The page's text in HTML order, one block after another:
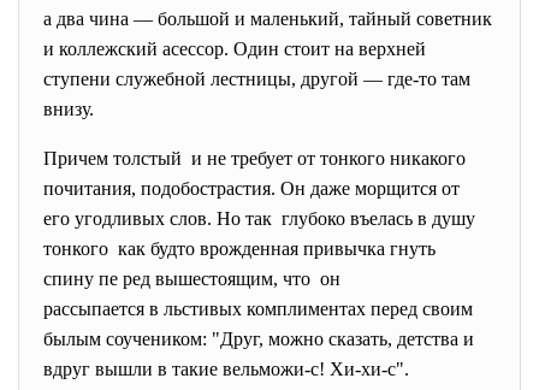
а два чина — большой и маленький, тайный советник
и коллежский асессор. Один стоит на верхней
ступени служебной лестницы, другой — где-то там
внизу.
Причем толстый и не требует от тонкого никакого
почитания, подобострастия. Он даже морщится от
его угодливых слов. Но так глубоко въелась в душу
тонкого как будто врожденная привычка гнуть
спину пе ред вышестоящим, что он
рассыпается в льстивых комплиментах перед своим
былым соучеником: "Друг, можно сказать, детства и
вдруг вышли в такие вельможи-с! Хи-хи-с".